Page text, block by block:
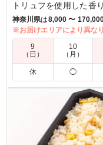
トリュフを使用した香
鯛に数種のハーブを混
南仏風ペルシャード。
入れをし、しっとりと
ご飯の2種。クラシッ
堪能できる商品です。
※ご飯の種類を下記プ
※クラッシックプリン
ンに変更をご希望の場
ださい。
神奈川県は8,000 〜
※お届けエリアにより異な
9
（日）
10
（月）
休 ◯